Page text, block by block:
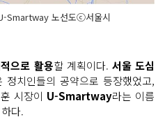
Smartway 노선도ⓒ서울시
으로 활용할 계획이다. 서울 도심
정치인들의 공약으로 등장했었고,
시장이 U-Smartway라는 이름
다.